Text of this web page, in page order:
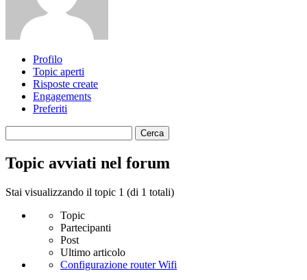
Profilo
Topic aperti
Risposte create
Engagements
Preferiti
topic:
Topic avviati nel forum
Stai visualizzando il topic 1 (di 1 totali)
Topic
Partecipanti
Post
Ultimo articolo
Configurazione router Wifi